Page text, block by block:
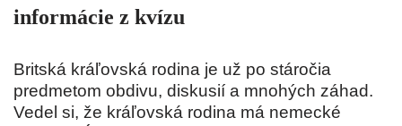
informácie z kvízu
Britská kráľovská rodina je už po stáročia
predmetom obdivu, diskusií a mnohých záhad.
Vedel si, že kráľovská rodina má nemecké